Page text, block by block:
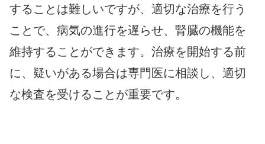
することは難しいですが、適切な治療を行う
ことで、病気の進行を遅らせ、腎臓の機能を
維持することができます。治療を開始する前
に、疑いがある場合は専門医に相談し、適切
な検査を受けることが重要です。